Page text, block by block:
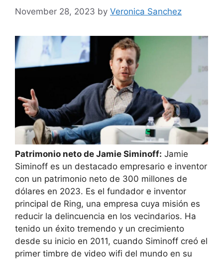
November 28, 2023 by Veronica Sanchez
Patrimonio neto de Jamie Siminoff: Jamie
Siminoff es un destacado empresario e inventor
con un patrimonio neto de 300 millones de
dólares en 2023. Es el fundador e inventor
principal de Ring, una empresa cuya misión es
reducir la delincuencia en los vecindarios. Ha
tenido un éxito tremendo y un crecimiento
desde su inicio en 2011, cuando Siminoff creó el
primer timbre de video wifi del mundo en su